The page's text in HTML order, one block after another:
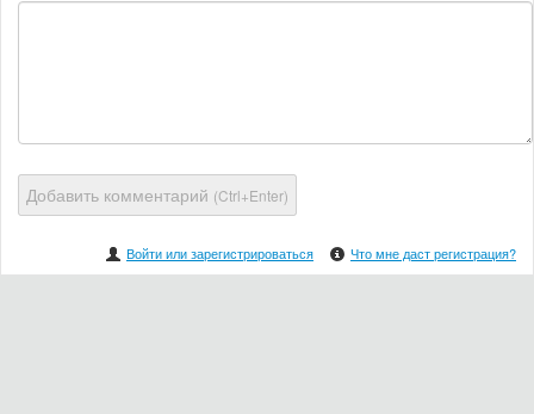
Добавить комментарий (Ctrl+Enter)
Войти или зарегистрироваться Что мне даст регистрация?